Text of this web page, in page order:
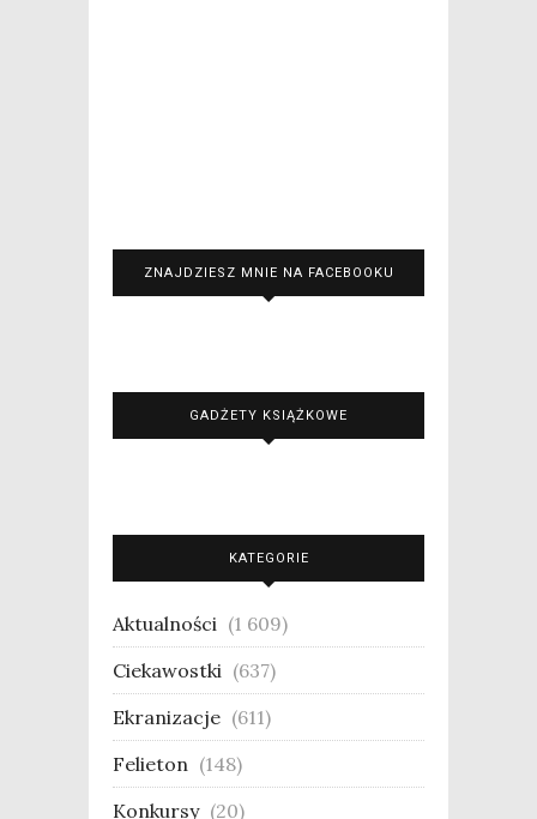
ZNAJDZIESZ MNIE NA FACEBOOKU
GADŻETY KSIĄŻKOWE
KATEGORIE
Aktualności (1 609)
Ciekawostki (637)
Ekranizacje (611)
Felieton (148)
Konkursy (20)